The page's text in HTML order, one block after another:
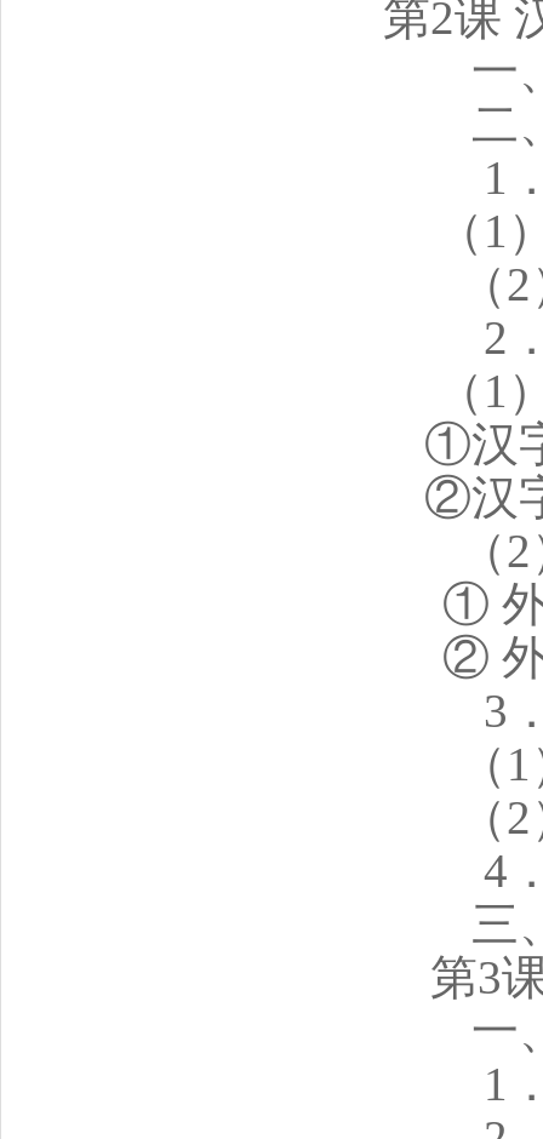
第2课
一
二
1
（1
（
2
（1
①汉
②汉
（
①
②
3
（
（
4
三
第3
一
1